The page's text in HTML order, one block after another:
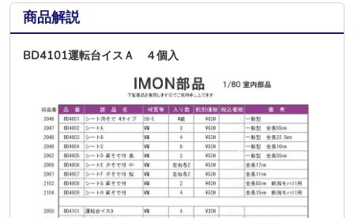
商品解説
BD4101運転台イスＡ ４個入